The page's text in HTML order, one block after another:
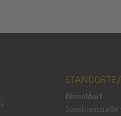
Düsseldorf
Speditionstraße